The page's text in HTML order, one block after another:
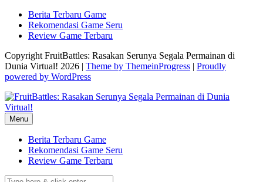
Skip
content
Berita Terbaru Game
Rekomendasi Game Seru
Review Game Terbaru
Copyright FruitBattles: Rasakan Serunya Segala Permainan di
Dunia Virtual! 2026 | Theme by ThemeinProgress | Proudly
powered by WordPress
Menu
Berita Terbaru Game
Rekomendasi Game Seru
Review Game Terbaru